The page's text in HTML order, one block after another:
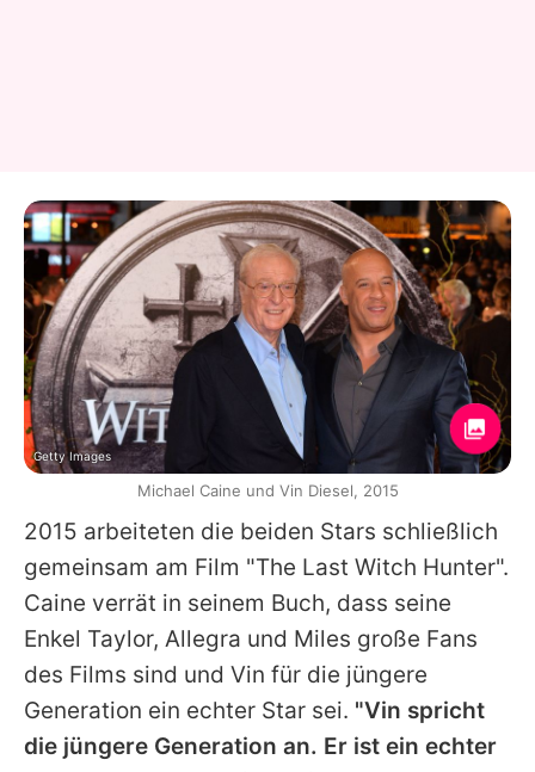
2015 arbeiteten die beiden Stars schließlich
gemeinsam am Film "The Last Witch Hunter".
Caine verrät in seinem Buch, dass seine
Enkel Taylor, Allegra und Miles große Fans
des Films sind und Vin für die jüngere
Generation ein echter Star sei. "Vin spricht
die jüngere Generation an. Er ist ein echter
Getty Images
Michael Caine und Vin Diesel, 2015